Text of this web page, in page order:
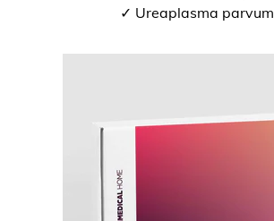
✓ Ureaplasma parvum